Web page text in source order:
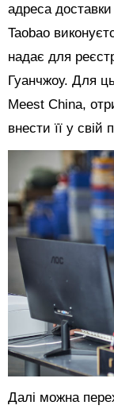
адреса доставки
Taobao
надає для
Гуанчжоу. Для
Meest China,
внести її у свій
Далі можна